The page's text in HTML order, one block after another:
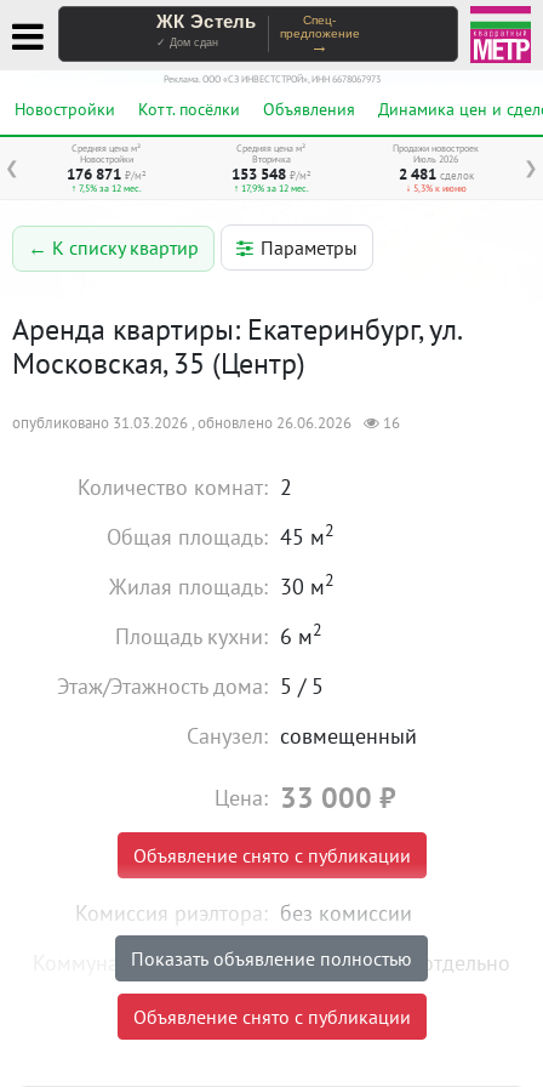
ЖК Эстель
✓ Дом сдан
Спец-
предложение
→
Реклама. ООО «СЗ ИНВЕСТСТРОЙ», ИНН 6678067973
Новостройки Котт. посёлки Объявления Динамика цен и
❮ ❯
Средняя цена м²
Новостройки
176 871 ₽/м²
↑ 7,5% за 12 мес.
Средняя цена м²
Вторичка
153 548 ₽/м²
↑ 17,9% за 12 мес.
Продажи новостроек
Июль 2026
2 481 сделок
↓ 5,3% к июню
← К списку квартир Параметры
Аренда квартиры: Екатеринбург, ул.
Московская, 35 (Центр)
опубликовано 31.03.2026 , обновлено 26.06.2026 16
Количество комнат: 2
Общая площадь: 45 м2
Жилая площадь: 30 м2
Площадь кухни: 6 м2
Этаж/Этажность дома: 5 / 5
Санузел: совмещенный
Цена: 33 000 ₽
Объявление снято с публикации
Комиссия риэлтора: без комиссии
Коммунальные платежи: оплачиваются отдельно
Объект № 198255. Сдается 2-х комнатная квартира в
Показать объявление полностью
Объявление снято с публикации